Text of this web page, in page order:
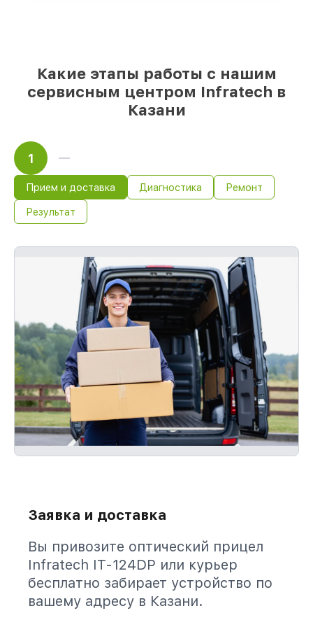
работ быстро и без задержек, если
мастер приступает к сервису сразу
Какие этапы работы с нашим
сервисным центром Infratech в
Казани
1
Прием и доставка Диагностика Ремонт
Результат
Заявка и доставка
Вы привозите оптический прицел
Infratech IT-124DP или курьер
бесплатно забирает устройство по
вашему адресу в Казани.